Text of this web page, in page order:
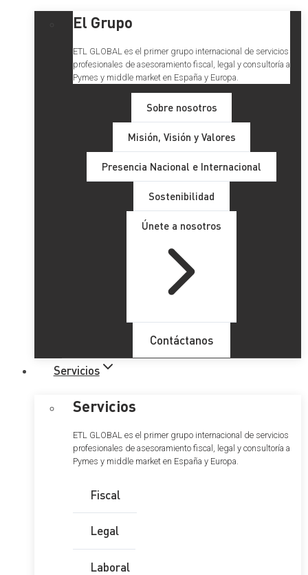
El Grupo
ETL GLOBAL es el primer grupo internacional de servicios
profesionales de asesoramiento fiscal, legal y consultoría a
Pymes y middle market en España y Europa.
Sobre nosotros
Misión, Visión y Valores
Presencia Nacional e Internacional
Sostenibilidad
Únete a nosotros
Contáctanos
Servicios
Servicios
ETL GLOBAL es el primer grupo internacional de servicios
profesionales de asesoramiento fiscal, legal y consultoría a
Pymes y middle market en España y Europa.
Fiscal
Legal
Laboral